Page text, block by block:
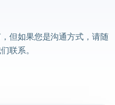
但如果您是沟通方式，请随
联系。